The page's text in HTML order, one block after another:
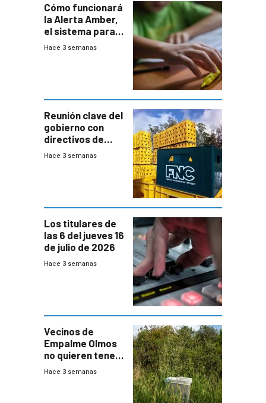
Cómo funcionará
la Alerta Amber,
el sistema para
la búsqueda
Hace 3 semanas
Reunión clave del
gobierno con
directivos de
Fábricas
Hace 3 semanas
Los titulares de
las 6 del jueves 16
de julio de 2026
Hace 3 semanas
Vecinos de
Empalme Olmos
no quieren tener
cerca una planta
Hace 3 semanas